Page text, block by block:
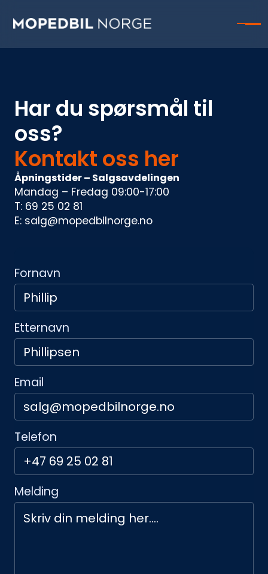
Har du spørsmål til
oss?
Kontakt oss her
Åpningstider – Salgsavdelingen
Mandag – Fredag 09:00-17:00
T: 69 25 02 81
E: salg@mopedbilnorge.no
Fornavn
Etternavn
Email
Telefon
Melding